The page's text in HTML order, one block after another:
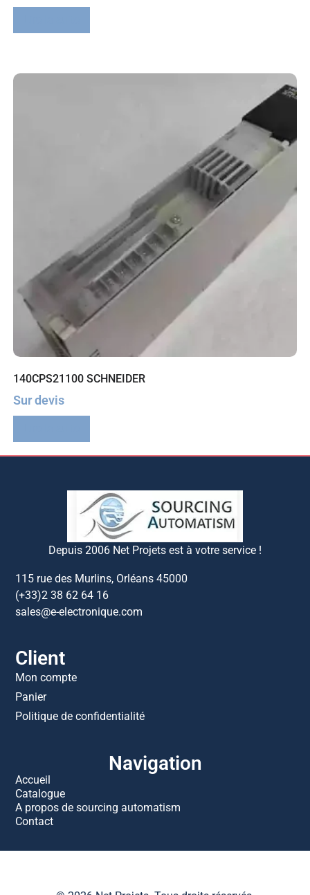
140CPS21100 SCHNEIDER
Sur devis
Depuis 2006 Net Projets est à votre service !
115 rue des Murlins, Orléans 45000
(+33)2 38 62 64 16
sales@e-electronique.com
Client
Mon compte
Panier
Politique de confidentialité
Navigation
Accueil
Catalogue
A propos de sourcing automatism
Contact